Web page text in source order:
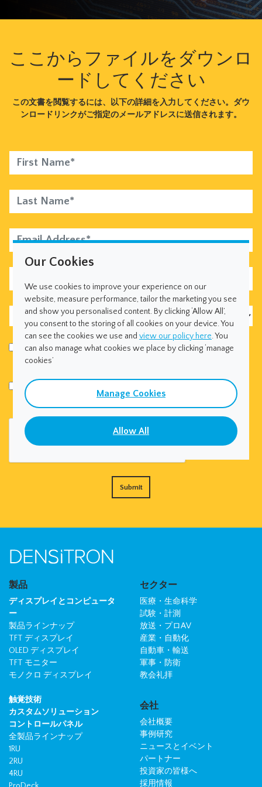
ここからファイルをダウンロ
ードしてください
この文書を閲覧するには、以下の詳細を入力してください。ダウ
ンロードリンクがご指定のメールアドレスに送信されます。
Email Address*
Country*
I would like to receive news, product information and offers
from Densitron by email.
I consent to Densitron using my information in accordance
with their privacy policy.
製品
ディスプレイとコンピュータ
ー
製品ラインナップ
TFT ディスプレイ
OLED ディスプレイ
TFT モニター
モノクロ ディスプレイ
触覚技術
カスタムソリューション
コントロールパネル
全製品ラインナップ
1RU
2RU
4RU
セクター
医療・生命科学
試験・計測
放送・プロAV
産業・自動化
自動車・輸送
軍事・防衛
教会礼拝
会社
会社概要
事例研究
ニュースとイベント
パートナー
投資家の皆様へ
採用情報
Our Cookies
We use cookies to improve your experience on our
website, measure performance, tailor the marketing you see
and show you personalised content. By clicking ‘Allow All’,
you consent to the storing of all cookies on your device. You
can see the cookies we use and view our policy here . You
can also manage what cookies we place by clicking ‘manage
cookies’
Manage Cookies
Allow All